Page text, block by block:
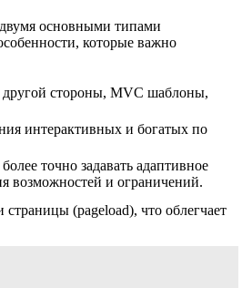
основными типами
которые важно
другой стороны, MVC шаблоны,
интерактивных и богатых по
точно задавать адаптивное
возможностей и ограничений.
(pageload), что облегчает